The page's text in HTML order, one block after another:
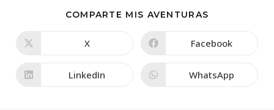
COMPARTE MIS AVENTURAS
CONTENIDO
una
nueva
X Se
una
nueva
Facebook
Se
LinkedIn Se
WhatsApp